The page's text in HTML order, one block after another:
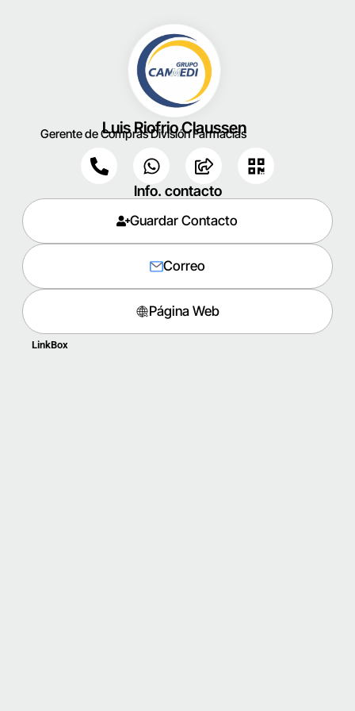
Luis Riofrio Claussen
Gerente de Compras División Farmacias
Info. contacto
Guardar Contacto
Correo
Página Web
LinkBox